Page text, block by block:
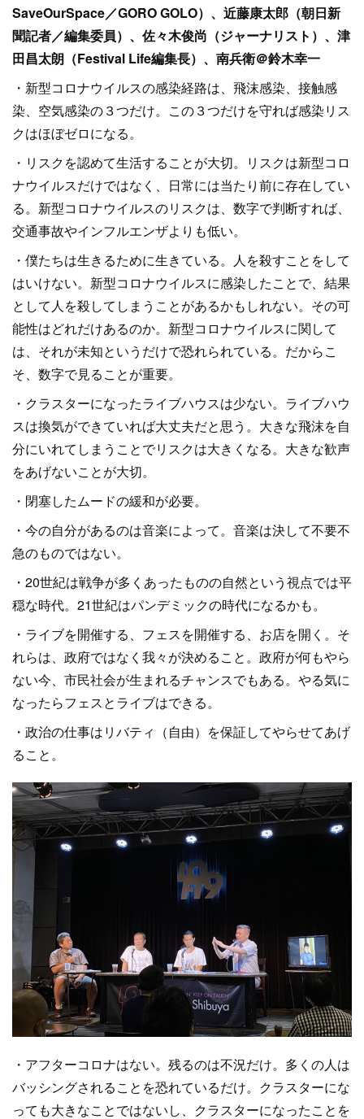
SaveOurSpace／GORO GOLO）、近藤康太郎（朝日新
聞記者／編集委員）、佐々木俊尚（ジャーナリスト）、津
田昌太朗（Festival Life編集長）、南兵衛＠鈴木幸一
・新型コロナウイルスの感染経路は、飛沫感染、接触感
染、空気感染の３つだけ。この３つだけを守れば感染リス
クはほぼゼロになる。
・リスクを認めて生活することが大切。リスクは新型コロ
ナウイルスだけではなく、日常には当たり前に存在してい
る。新型コロナウイルスのリスクは、数字で判断すれば、
交通事故やインフルエンザよりも低い。
・僕たちは生きるために生きている。人を殺すことをして
はいけない。新型コロナウイルスに感染したことで、結果
として人を殺してしまうことがあるかもしれない。その可
能性はどれだけあるのか。新型コロナウイルスに関して
は、それが未知というだけで恐れられている。だからこ
そ、数字で見ることが重要。
・クラスターになったライブハウスは少ない。ライブハウ
スは換気ができていれば大丈夫だと思う。大きな飛沫を自
分にいれてしまうことでリスクは大きくなる。大きな歓声
をあげないことが大切。
・閉塞したムードの緩和が必要。
・今の自分があるのは音楽によって。音楽は決して不要不
急のものではない。
・20世紀は戦争が多くあったものの自然という視点では平
穏な時代。21世紀はパンデミックの時代になるかも。
・ライブを開催する、フェスを開催する、お店を開く。そ
れらは、政府ではなく我々が決めること。政府が何もやら
ない今、市民社会が生まれるチャンスでもある。やる気に
なったらフェスとライブはできる。
・政治の仕事はリバティ（自由）を保証してやらせてあげ
ること。
・アフターコロナはない。残るのは不況だけ。多くの人は
バッシングされることを恐れているだけ。クラスターにな
っても大きなことではないし、クラスターになったことを